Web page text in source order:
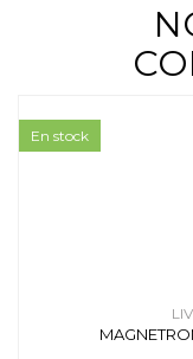
En stock